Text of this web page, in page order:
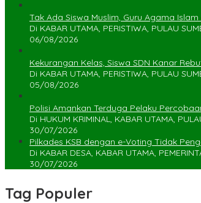
Tak Ada Siswa Muslim, Guru Agama
Di KABAR UTAMA, PERISTIWA, PULAU
06/08/2026
Kekurangan Kelas, Siswa SDN Kanar
Di KABAR UTAMA, PERISTIWA, PULAU
05/08/2026
Polisi Amankan Terduga Pelaku
Di HUKUM KRIMINAL, KABAR UTAMA,
30/07/2026
Pilkades KSB dengan e-Voting Tidak
Di KABAR DESA, KABAR UTAMA,
30/07/2026
Tag Populer